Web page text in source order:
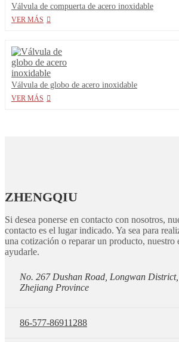
Válvula de compuerta de acero inoxidable
VER MÁS
Válvula de globo de acero inoxidable
VER MÁS
ZHENGQIU
Si desea ponerse en contacto con nosotros,
contacto es el lugar indicado. Ya sea para
una cotización o reparar un producto, nuestro
ayudarle.
No. 267 Dushan Road, Longwan District,
Zhejiang Province
86-577-86911288